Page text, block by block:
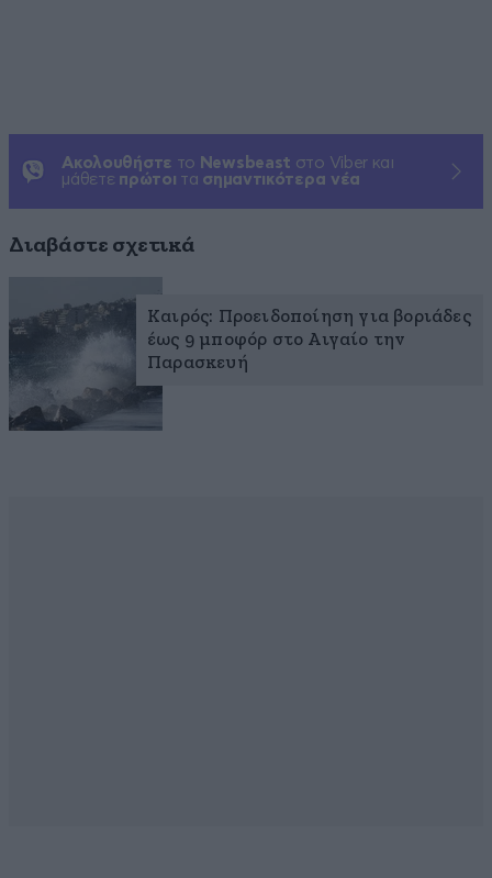
Ακολουθήστε το Newsbeast στο Viber και
μάθετε πρώτοι τα σημαντικότερα νέα
Διαβάστε σχετικά
Καιρός: Προειδοποίηση για βοριάδες
έως 9 μποφόρ στο Αιγαίο την
Παρασκευή